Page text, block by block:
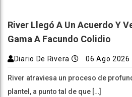
River Llegó A Un Acuerdo Y
Gama A Facundo Colidio
Diario De Rivera 06 Ago 2026
River atraviesa un proceso de
plantel, a punto tal de que […]